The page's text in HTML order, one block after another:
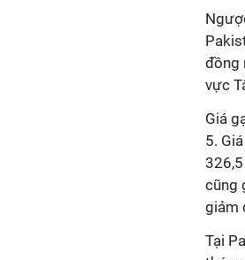
đồng
vực
Giá
5.
cũng
giảm
Tại